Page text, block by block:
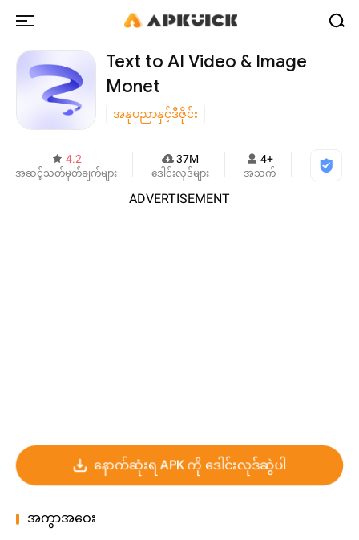
Text to AI Video & Image
Monet
အနုပညာနှင့်ဒီဇိုင်း
4.2
အဆင့်သတ်မှတ်ချက်များ
37M
ဒေါင်းလုဒ်များ
4+
အသက်
ADVERTISEMENT
နောက်ဆုံးရ APK ကို ဒေါင်းလုဒ်ဆွဲပါ
အကွာအဝေး